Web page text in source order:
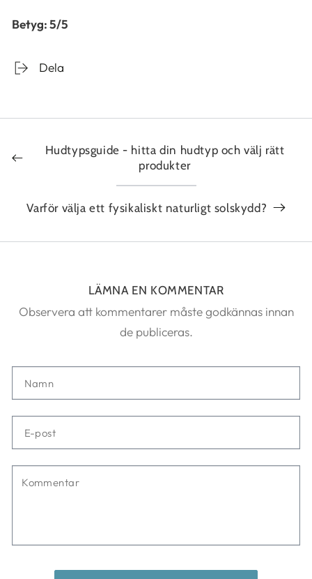
Betyg: 5/5
Dela
Hudtypsguide - hitta din hudtyp och välj rätt
produkter
Varför välja ett fysikaliskt naturligt solskydd?
LÄMNA EN KOMMENTAR
Observera att kommentarer måste godkännas innan
de publiceras.
post
Kommentar